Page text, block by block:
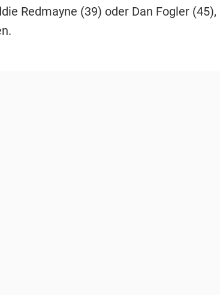
Redmayne (39) oder Dan Fogler